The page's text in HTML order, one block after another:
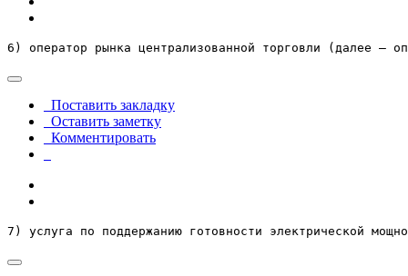
6) оператор рынка централизованной торговли (далее –
Поставить закладку
Оставить заметку
Комментировать
7) услуга по поддержанию готовности электрической